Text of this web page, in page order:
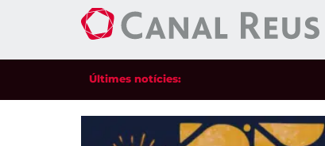
Últimes notícies: